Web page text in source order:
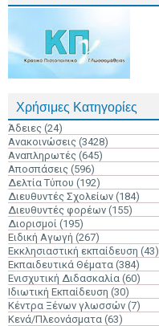
Χρήσιμες Κατηγορίες
Άδειες (24)
Ανακοινώσεις (3428)
Αναπληρωτές (645)
Αποσπάσεις (596)
Δελτία Τύπου (192)
Διευθυντές Σχολείων (184)
Διευθυντές φορέων (155)
Διορισμοί (195)
Ειδική Αγωγή (267)
Εκκλησιαστική εκπαίδευση (43)
Εκπαιδευτικά Θέματα (384)
Ενισχυτική Διδασκαλία (60)
Ιδιωτική Εκπαίδευση (30)
Κέντρα Ξένων γλωσσών (7)
Κενά/Πλεονάσματα (63)